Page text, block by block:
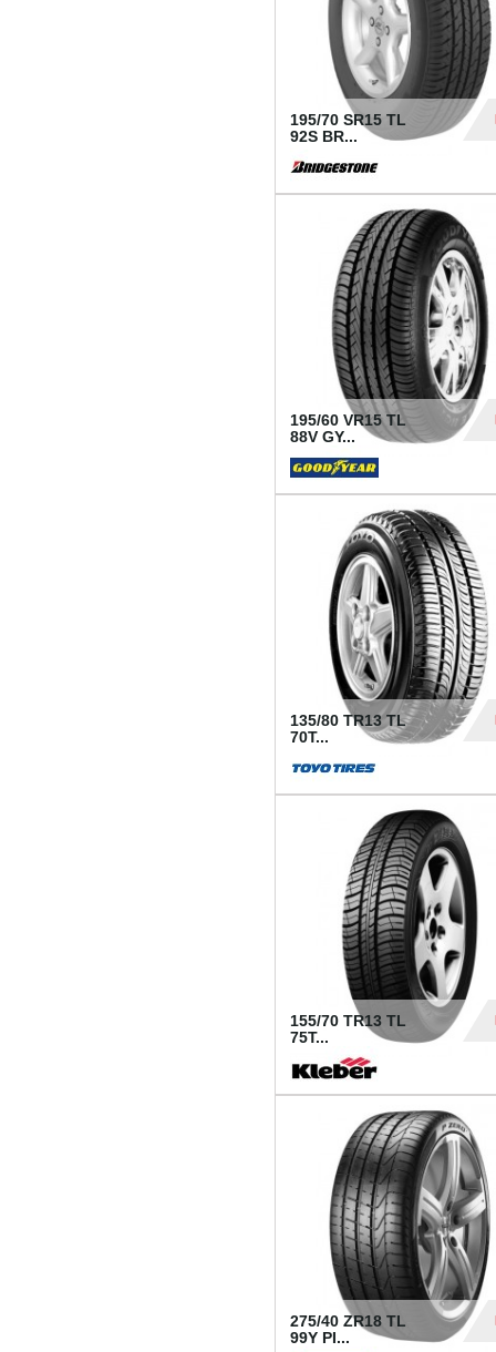
195/70 SR15 TL
92S BR...
195/60 VR15 TL
88V GY...
135/80 TR13 TL
70T...
155/70 TR13 TL
75T...
275/40 ZR18 TL
99Y PI...